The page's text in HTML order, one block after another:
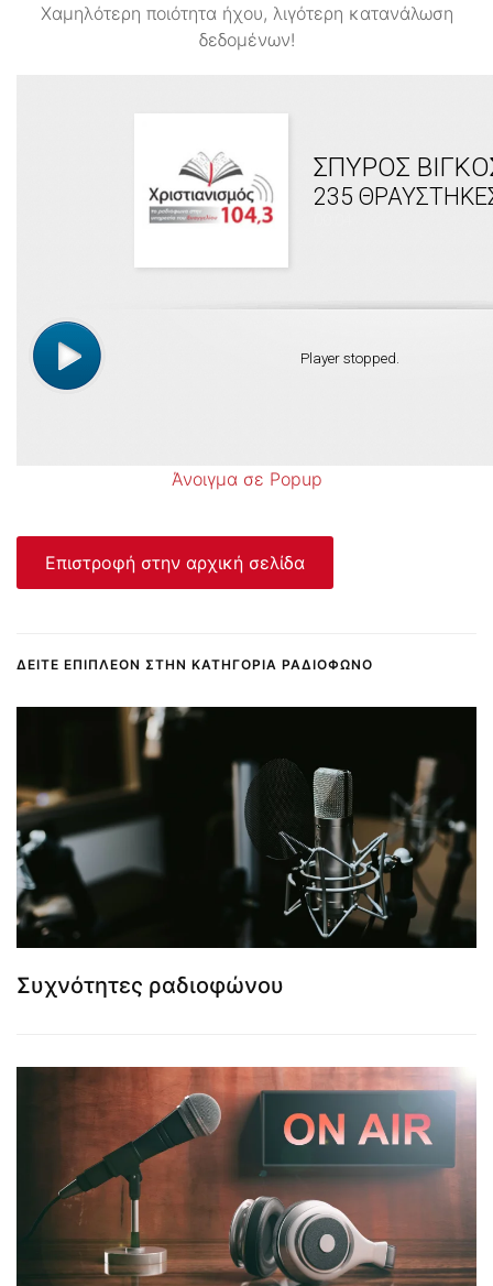
Χαμηλότερη ποιότητα ήχου, λιγότερη κατανάλωση
δεδομένων!
Άνοιγμα σε Popup
Επιστροφή στην αρχική σελίδα
ΔΕΊΤΕ ΕΠΙΠΛΈΟΝ ΣΤΗΝ ΚΑΤΗΓΟΡΊΑ ΡΑΔΙΌΦΩΝΟ
Συχνότητες ραδιοφώνου